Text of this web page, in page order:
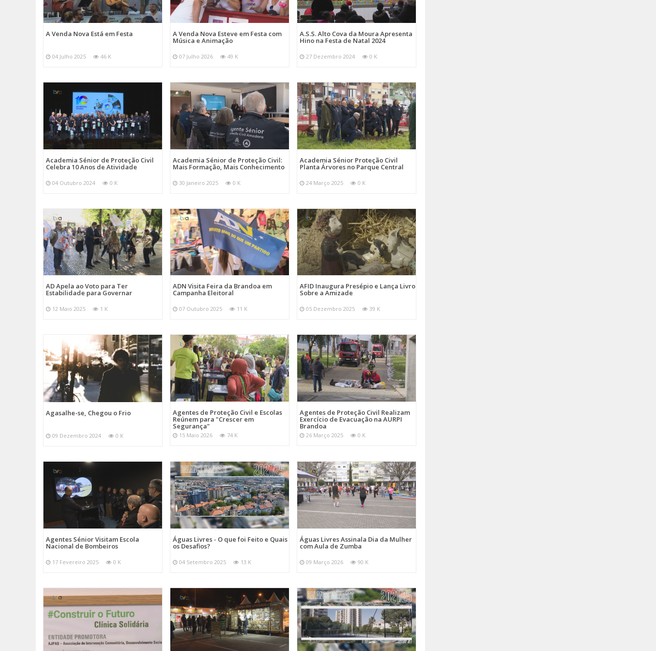
A Venda Nova Está em Festa
04 Julho 2025 46 K
A Venda Nova Esteve em Festa com
Música e Animação
07 Julho 2026 49 K
A.S.S. Alto Cova da Moura Apresenta
Hino na Festa de Natal 2024
27 Dezembro 2024 0 K
Academia Sénior de Proteção Civil
Celebra 10 Anos de Atividade
04 Outubro 2024 0 K
Academia Sénior de Proteção Civil:
Mais Formação, Mais Conhecimento
30 Janeiro 2025 0 K
Academia Sénior Proteção Civil
Planta Árvores no Parque Central
24 Março 2025 0 K
AD Apela ao Voto para Ter
Estabilidade para Governar
12 Maio 2025 1 K
ADN Visita Feira da Brandoa em
Campanha Eleitoral
07 Outubro 2025 11 K
AFID Inaugura Presépio e Lança Livro
Sobre a Amizade
05 Dezembro 2025 39 K
Agasalhe-se, Chegou o Frio
09 Dezembro 2024 0 K
Agentes de Proteção Civil e Escolas
Reúnem para "Crescer em
Segurança"
15 Maio 2026 74 K
Agentes de Proteção Civil Realizam
Exercício de Evacuação na AURPI
Brandoa
26 Março 2025 0 K
Agentes Sénior Visitam Escola
Nacional de Bombeiros
17 Fevereiro 2025 0 K
Águas Livres - O que foi Feito e Quais
os Desafios?
04 Setembro 2025 13 K
Águas Livres Assinala Dia da Mulher
com Aula de Zumba
09 Março 2026 90 K